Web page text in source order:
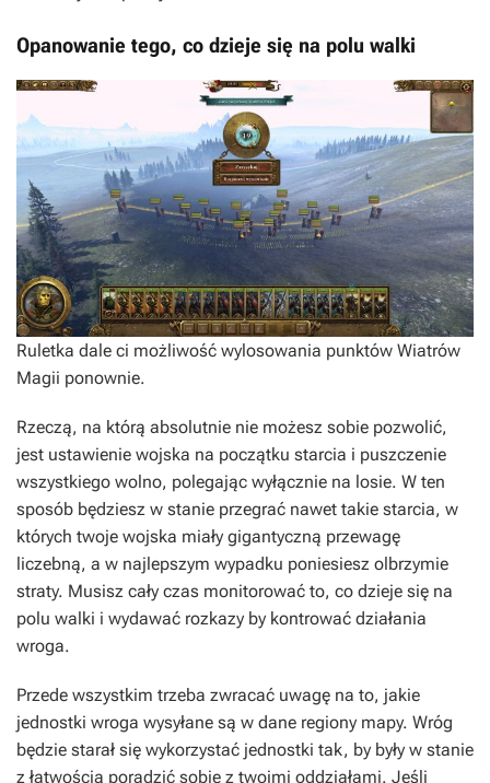
Opanowanie tego, co dzieje się na polu walki
Ruletka dale ci możliwość wylosowania punktów Wiatrów
Magii ponownie.
Rzeczą, na którą absolutnie nie możesz sobie pozwolić,
jest ustawienie wojska na początku starcia i puszczenie
wszystkiego wolno, polegając wyłącznie na losie. W ten
sposób będziesz w stanie przegrać nawet takie starcia, w
których twoje wojska miały gigantyczną przewagę
liczebną, a w najlepszym wypadku poniesiesz olbrzymie
straty. Musisz cały czas monitorować to, co dzieje się na
polu walki i wydawać rozkazy by kontrować działania
wroga.
Przede wszystkim trzeba zwracać uwagę na to, jakie
jednostki wroga wysyłane są w dane regiony mapy. Wróg
będzie starał się wykorzystać jednostki tak, by były w stanie
z łatwością poradzić sobie z twoimi oddziałami. Jeśli